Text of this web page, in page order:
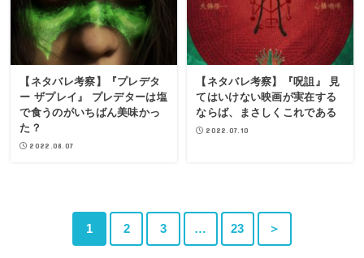
【ネタバレ考察】『プレデタ
ー ザプレイ』 プレデターは塩
で食うのがいちばん美味かっ
た？
2022.08.07
【ネタバレ考察】『呪詛』 見
てはいけない映画が実在する
ならば、まさしくこれである
2022.07.10
1 2 3 … 23 ＞